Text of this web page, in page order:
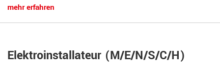
mehr erfahren
Elektroinstallateur (M/E/N/S/C/H)